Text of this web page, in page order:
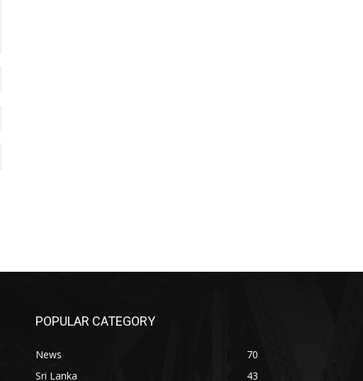
POPULAR CATEGORY
News
70
Sri Lanka
43